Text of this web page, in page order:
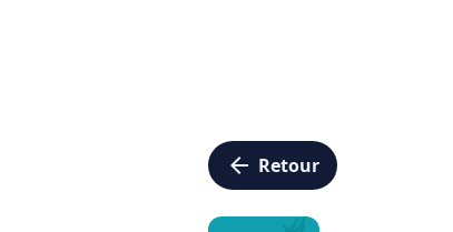
arrow_left Retour